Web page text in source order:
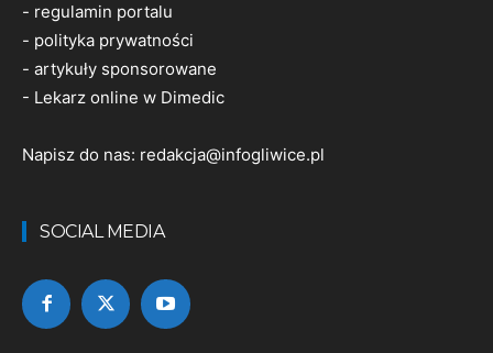
- regulamin portalu
- polityka prywatności
- artykuły sponsorowane
- Lekarz online w Dimedic
Napisz do nas: redakcja@infogliwice.pl
SOCIAL MEDIA